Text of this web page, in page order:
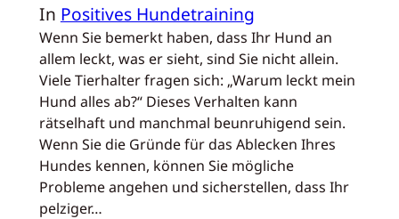
In Positives Hundetraining
Wenn Sie bemerkt haben, dass Ihr Hund an
allem leckt, was er sieht, sind Sie nicht allein.
Viele Tierhalter fragen sich: „Warum leckt mein
Hund alles ab?“ Dieses Verhalten kann
rätselhaft und manchmal beunruhigend sein.
Wenn Sie die Gründe für das Ablecken Ihres
Hundes kennen, können Sie mögliche
Probleme angehen und sicherstellen, dass Ihr
pelziger…